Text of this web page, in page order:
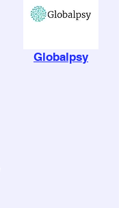
Globalpsy